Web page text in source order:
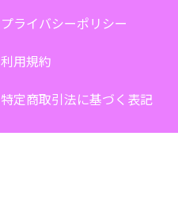
プライバシーポリシー
利用規約
特定商取引法に基づく表記